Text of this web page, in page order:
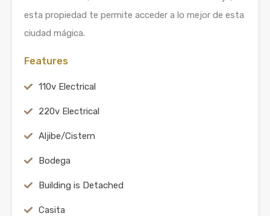
esta propiedad te permite acceder a lo mejor de esta
ciudad mágica.
Features
110v Electrical
220v Electrical
Aljibe/Cistern
Bodega
Building is Detached
Casita